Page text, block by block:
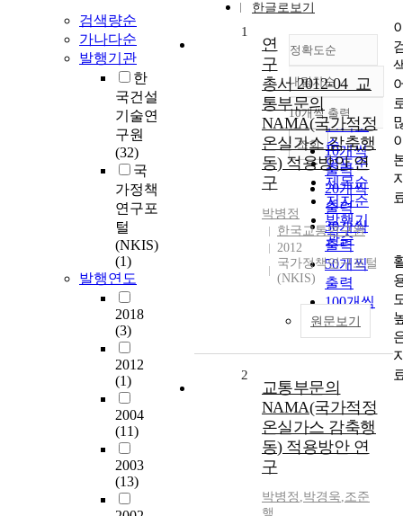
검색량순
가나다순
발행기관
한
국건설
기술연
구원
(32)
국
가정책
연구포
털
(NKIS)
(1)
발행연도
2018
(3)
2012
(1)
2004
(11)
2003
(13)
한글로보기
정확도순
정확도
순
인기도
순
연도순
제목순
저자순
발행기
관순
내림차순
내림차순
10개씩 출력
10개씩
출력
20개씩
출력
30개씩
출력
50개씩
출력
100개씩
출력
조회
1
연
구
총서 2012-04_교
통부문의
NAMA(국가적정
온실가스 감축행
동) 적용방안 연
구
박병정
한국교통연구원
2012
국가정책연구포털
(NKIS)
원문보기
2
교통부문의
NAMA(국가적정
온실가스 감축행
동) 적용방안 연
구
박병정 ,박경욱,조준
행